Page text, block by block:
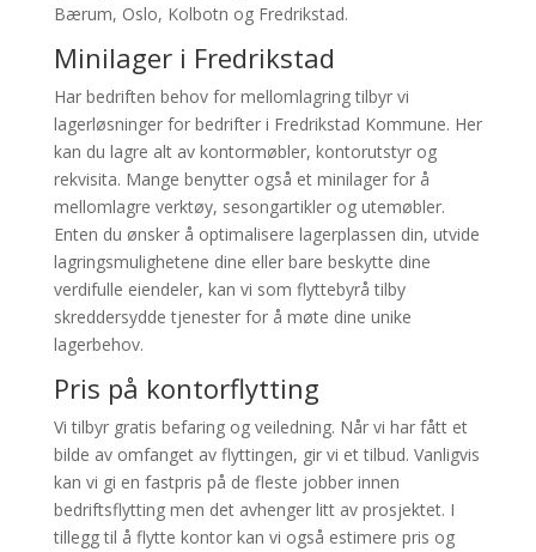
Bærum, Oslo, Kolbotn og Fredrikstad.
Minilager i Fredrikstad
Har bedriften behov for mellomlagring tilbyr vi
lagerløsninger for bedrifter i Fredrikstad Kommune. Her
kan du lagre alt av kontormøbler, kontorutstyr og
rekvisita. Mange benytter også et minilager for å
mellomlagre verktøy, sesongartikler og utemøbler.
Enten du ønsker å optimalisere lagerplassen din, utvide
lagringsmulighetene dine eller bare beskytte dine
verdifulle eiendeler, kan vi som flyttebyrå tilby
skreddersydde tjenester for å møte dine unike
lagerbehov.
Pris på kontorflytting
Vi tilbyr gratis befaring og veiledning. Når vi har fått et
bilde av omfanget av flyttingen, gir vi et tilbud. Vanligvis
kan vi gi en fastpris på de fleste jobber innen
bedriftsflytting men det avhenger litt av prosjektet. I
tillegg til å flytte kontor kan vi også estimere pris og